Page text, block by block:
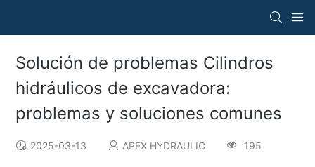
Solución de problemas Cilindros
hidráulicos de excavadora:
problemas y soluciones comunes
2025-03-13 APEX HYDRAULIC 195